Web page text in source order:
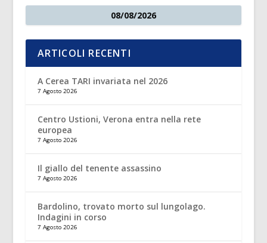
08/08/2026
ARTICOLI RECENTI
A Cerea TARI invariata nel 2026
7 Agosto 2026
Centro Ustioni, Verona entra nella rete
europea
7 Agosto 2026
Il giallo del tenente assassino
7 Agosto 2026
Bardolino, trovato morto sul lungolago.
Indagini in corso
7 Agosto 2026